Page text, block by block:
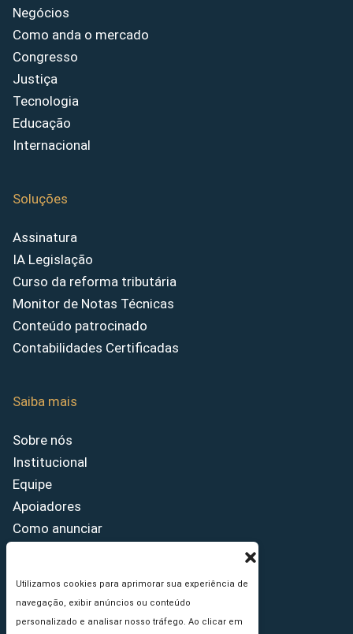
Utilizamos cookies para aprimorar sua experiência de
navegação, exibir anúncios ou conteúdo
personalizado e analisar nosso tráfego. Ao clicar em
Negócios
Como anda o mercado
Congresso
Justiça
Tecnologia
Educação
Internacional
Soluções
Assinatura
IA Legislação
Curso da reforma tributária
Monitor de Notas Técnicas
Conteúdo patrocinado
Contabilidades Certificadas
Saiba mais
Sobre nós
Institucional
Equipe
Apoiadores
Como anunciar
Princípios Editoriais